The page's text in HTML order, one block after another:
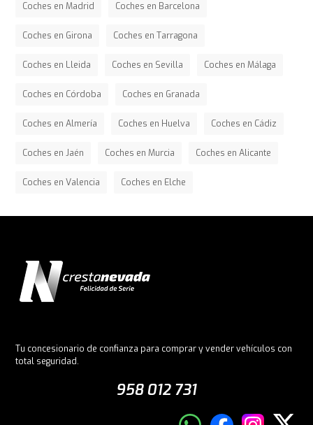
Coches en Madrid Coches en Barcelona
Coches en Girona Coches en Tarragona
Coches en Lleida Coches en Sevilla Coches en Málaga
Coches en Córdoba Coches en Granada
Coches en Almería Coches en Huelva Coches en Cádiz
Coches en Jaén Coches en Murcia Coches en Alicante
Coches en Valencia Coches en Elche
Tu concesionario de confianza para comprar y vender vehículos con
total seguridad.
958 012 731